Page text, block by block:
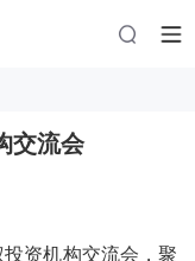
交流会
资机构交流会，聚